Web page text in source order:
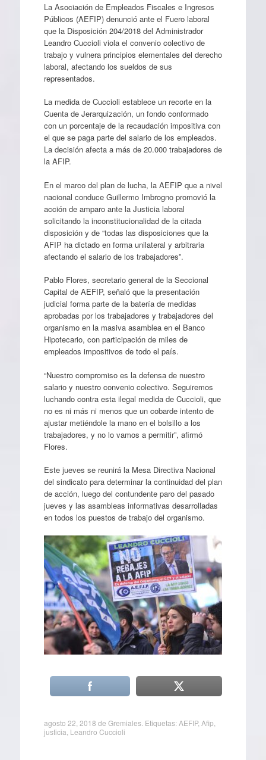
La Asociación de Empleados Fiscales e Ingresos
Públicos (AEFIP) denunció ante el Fuero laboral
que la Disposición 204/2018 del Administrador
Leandro Cuccioli viola el convenio colectivo de
trabajo y vulnera principios elementales del derecho
laboral, afectando los sueldos de sus
representados.
La medida de Cuccioli establece un recorte en la
Cuenta de Jerarquización, un fondo conformado
con un porcentaje de la recaudación impositiva con
el que se paga parte del salario de los empleados.
La decisión afecta a más de 20.000 trabajadores de
la AFIP.
En el marco del plan de lucha, la AEFIP que a nivel
nacional conduce Guillermo Imbrogno promovió la
acción de amparo ante la Justicia laboral
solicitando la inconstitucionalidad de la citada
disposición y de “todas las disposiciones que la
AFIP ha dictado en forma unilateral y arbitraria
afectando el salario de los trabajadores”.
Pablo Flores, secretario general de la Seccional
Capital de AEFIP, señaló que la presentación
judicial forma parte de la batería de medidas
aprobadas por los trabajadores y trabajadores del
organismo en la masiva asamblea en el Banco
Hipotecario, con participación de miles de
empleados impositivos de todo el país.
“Nuestro compromiso es la defensa de nuestro
salario y nuestro convenio colectivo. Seguiremos
luchando contra esta ilegal medida de Cuccioli, que
no es ni más ni menos que un cobarde intento de
ajustar metiéndole la mano en el bolsillo a los
trabajadores, y no lo vamos a permitir”, afirmó
Flores.
Este jueves se reunirá la Mesa Directiva Nacional
del sindicato para determinar la continuidad del plan
de acción, luego del contundente paro del pasado
jueves y las asambleas informativas desarrolladas
en todos los puestos de trabajo del organismo.
agosto 22, 2018 de Gremiales. Etiquetas:AEFIP, Afip
justicia Leandro Cuccioli